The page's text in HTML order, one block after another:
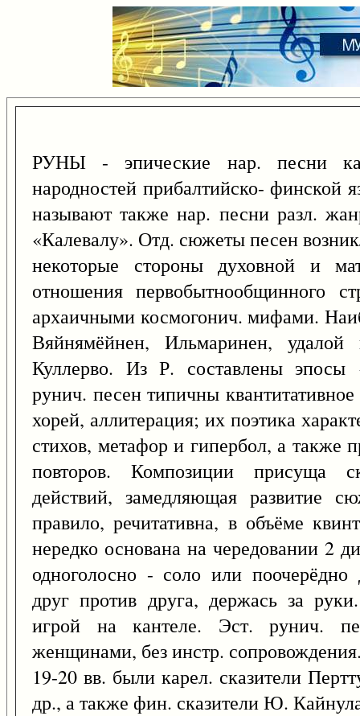
РУНЫ - эпические нар. песни
народностей прибалтийско- финской
называют также нар. песни разл.
«Калевалу». Отд. сюжеты песен
некоторые стороны духовной и
отношения первобытнообщинного
архаичными космогонич. мифами.
Вяйнямёйнен, Ильмаринен,
Куллерво. Из Р. составлены эпосы
рунич. песен типичны
хорей, аллитерация; их поэтика
стихов, метафор и гипербол, а также
повторов. Композиции присуща
действий, замедляющая развитие
правило, речитативна, в объёме
нередко основана на чередовании 2
одноголосно - соло или
друг против друга, держась за
игрой на кантеле. Эст. рунич.
женщинами, без инстр.
19-20 вв. были карел. сказители
др., а также фин. сказители Ю.